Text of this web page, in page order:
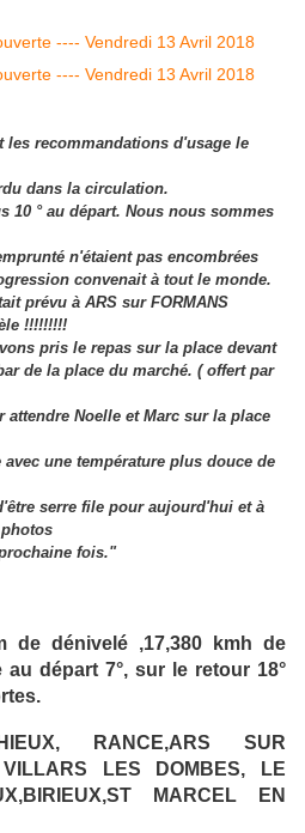
les recommandations d'usage le
dans la circulation.
10 ° au départ. Nous nous sommes
n'étaient pas encombrées
convenait à tout le monde.
prévu à ARS sur FORMANS
!!!!!!!!!
pris le repas sur la place devant
de la place du marché. ( offert par
Noelle et Marc sur la place
une température plus douce de
serre file pour aujourd'hui et à
fois."
de dénivelé ,17,380 kmh de
départ 7°, sur le retour 18°
RANCE,ARS SUR
VILLARS LES DOMBES, LE
MARCEL EN